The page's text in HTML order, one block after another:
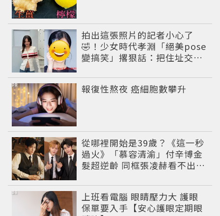
拍出這張照片的記者小心了
🤣！少女時代孝淵「絕美pose
變搞笑」撂狠話：把住址交出
報復性熬夜 癌細胞數攀升
PR
從哪裡開始是39歲？《這一秒
過火》「慕容清渝」付辛博金
髮超逆齡 同框張凌赫看不出11
上班看電腦 眼睛壓力大 護眼
保單要入手【安心護眼定期眼
PR